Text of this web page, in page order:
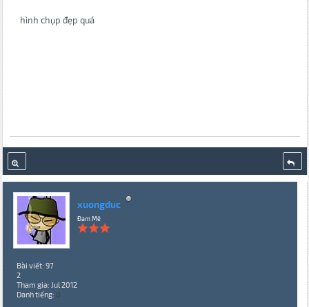
hình chụp đẹp quá
xuongduc
Đam Mê
Bài viết: 97
2
Tham gia: Jul 2012
Danh tiếng: 0